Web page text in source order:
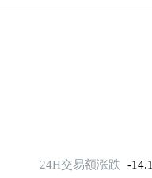
24H交易额涨跌 -